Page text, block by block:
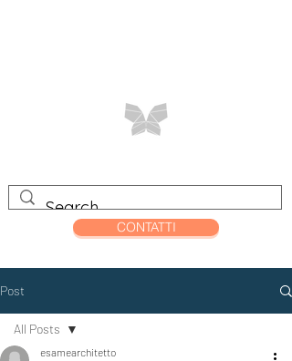
CONTATTI
Post
All Posts
esamearchitetto